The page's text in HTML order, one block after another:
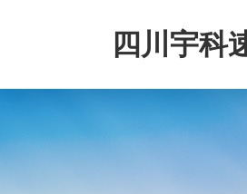
四川宇科
公司